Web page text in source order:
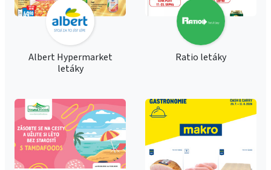
Albert Hypermarket
letáky
Ratio letáky